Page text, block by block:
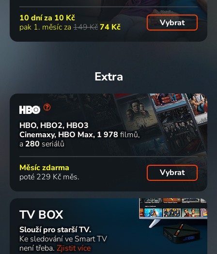
10 dní za 10 Kč
pak 1. měsíc za 149 Kč74 Kč Vybrat
Extra
HBO, HBO2, HBO3
Cinemaxy, HBO Max 1 978 filmů
a 280 seriálů
Měsíc zdarma
poté 229 Kč měs.
Vybrat
TV BOX
Slouží pro starší TV.
Ke sledování ve Smart TV
není třeba. Zjistit více